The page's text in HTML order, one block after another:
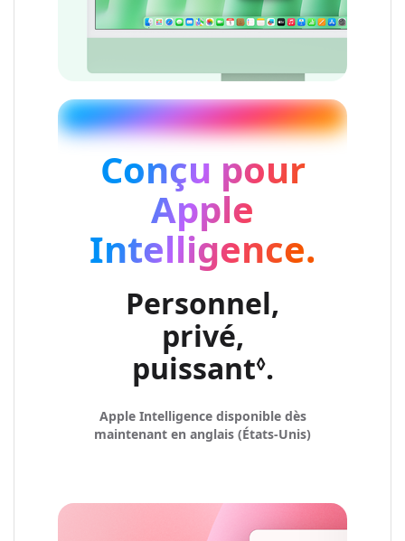
Conçu pour
Apple
Intelligence.
Personnel,
privé,
puissant◊Renvoi
.
Apple Intelligence disponible dès
maintenant en anglais (États‑Unis)